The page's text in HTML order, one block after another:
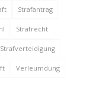
Strafantrag
Strafrecht
Strafverteidigung
Verleumdung